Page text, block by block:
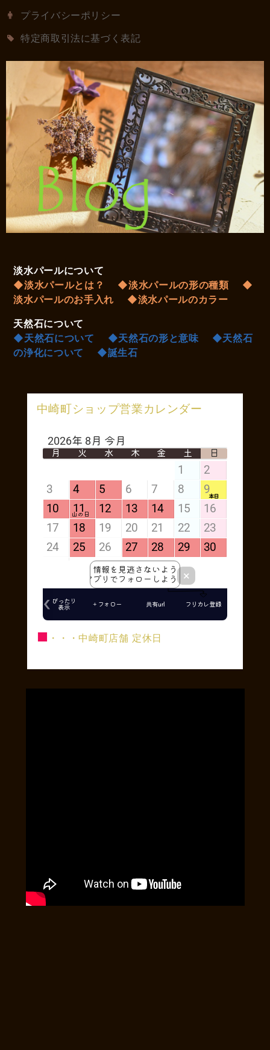
プライバシーポリシー
特定商取引法に基づく表記
淡水パールについて
◆淡水パールとは？
◆淡水パールの形の種類
◆
淡水パールのお手入れ
◆淡水パールのカラー
天然石について
◆天然石について
◆天然石の形と意味
◆天然石
の浄化について
◆誕生石
中崎町ショップ営業カレンダー
■ ・・・中崎町店舗 定休日